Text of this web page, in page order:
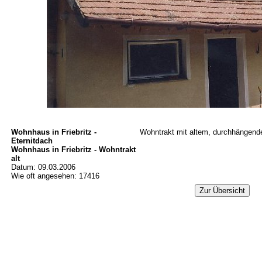
Wohnhaus in Friebritz -
Eternitdach
Wohnhaus in Friebritz - Wohntrakt
alt
Datum: 09.03.2006
Wie oft angesehen: 17416
Wohntrakt mit altem,